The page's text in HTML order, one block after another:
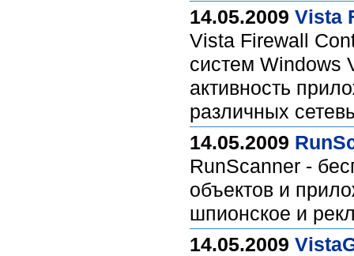
14.05.2009 Vista
Vista Firewall
систем Windows
активность
различных
14.05.2009
RunScanner -
объектов и
шпионское и
14.05.2009